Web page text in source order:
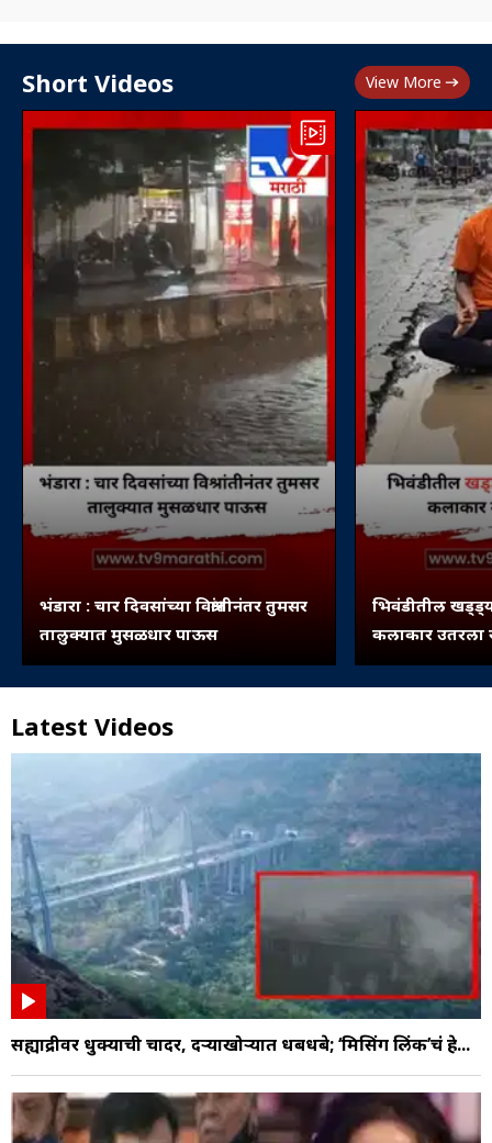
Short Videos View More
भंडारा : चार दिवसांच्या विश्रांतीनंतर तुमसर
तालुक्यात मुसळधार पाऊस
भिवंडीतील
कलाकार उतरला
Latest Videos
सह्याद्रीवर धुक्याची चादर, दऱ्याखोऱ्यात धबधबे; ‘मिसिंग लिंक’चं हे...